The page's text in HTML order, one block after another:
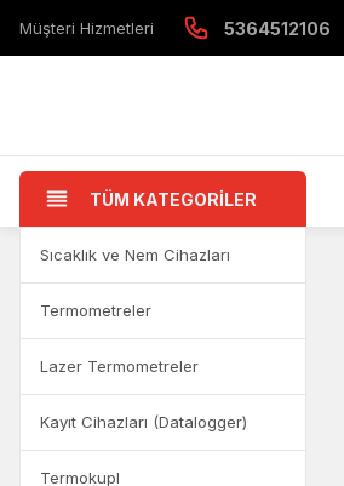
Müşteri Hizmetleri 5364512106
TÜM KATEGORİLER
Sıcaklık ve Nem Cihazları
Termometreler
Lazer Termometreler
Kayıt Cihazları (Datalogger)
Termokupl